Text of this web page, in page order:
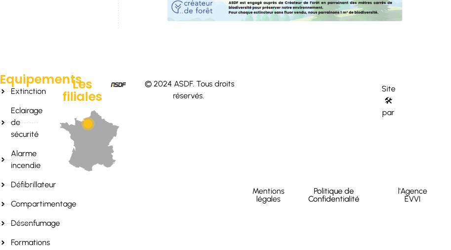
Equipements
Extinction
Eclairage
de
sécurité
Alarme
incendie
Défibrillateur
Compartimentage
Désenfumage
Formations
Les
filiales
© 2024 ASDF. Tous droits
réservés.
Mentions
légales
Politique de
Confidentialité
Site
🛠
par
l'Agence
EVVI